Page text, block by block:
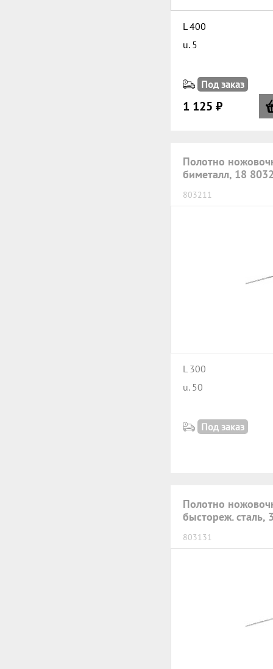
L 400
u. 5
Под заказ
1 125 ₽
Полотно
биметалл, 18
803211
L 300
u. 50
Под заказ
Полотно
быстореж. сталь,
803131